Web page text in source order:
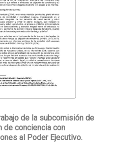
de la subcomisión de
de conciencia con
al Poder Ejecutivo.